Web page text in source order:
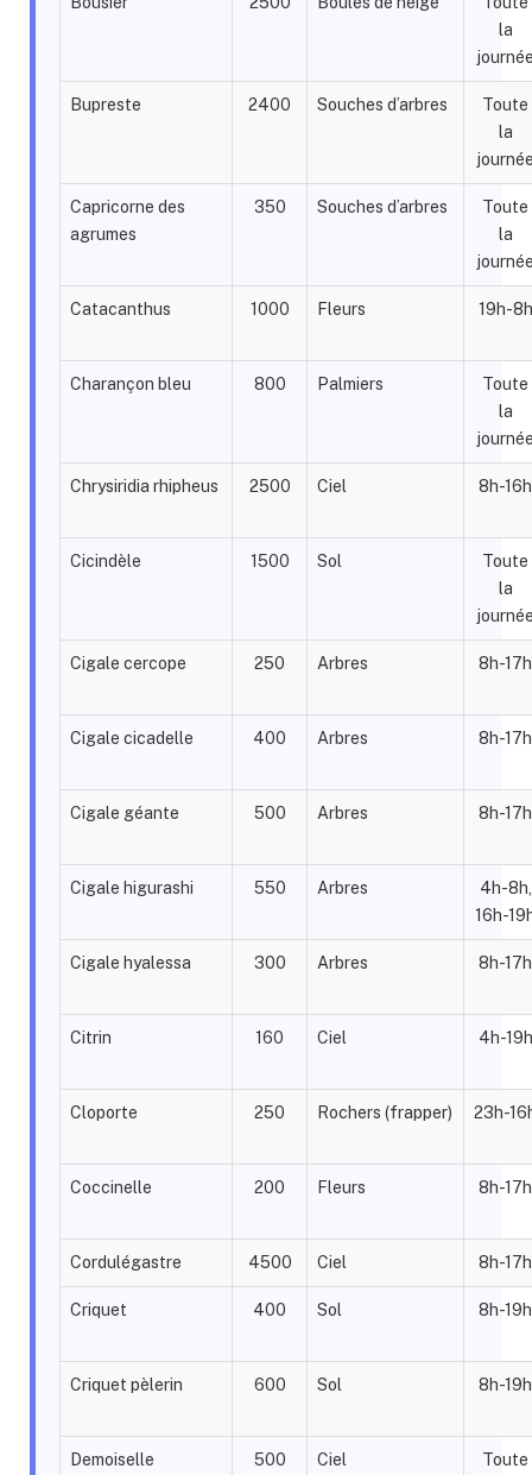
la
Bupreste 2400 Souches d’arbres
Toute
la
Capricorne des
agrumes
350 Souches d’arbres
Toute
la
Catacanthus 1000 Fleurs 19h-8h
Charançon bleu 800 Palmiers
Toute
la
Chrysiridia rhipheus 2500 Ciel 8h-16h
Cicindèle 1500 Sol
Toute
la
Cigale cercope 250 Arbres 8h-17h
Cigale cicadelle 400 Arbres 8h-17h
Cigale géante 500 Arbres 8h-17h
Cigale higurashi 550 Arbres
4h-8h,
16h-
Cigale hyalessa 300 Arbres 8h-17h
Citrin 160 Ciel 4h-19h
Cloporte 250 Rochers (frapper) 23h-
Coccinelle 200 Fleurs 8h-17h
Cordulégastre 4500 Ciel 8h-17h
Criquet 400 Sol 8h-19h
Criquet pèlerin 600 Sol 8h-19h
Demoiselle 500 Ciel
Toute